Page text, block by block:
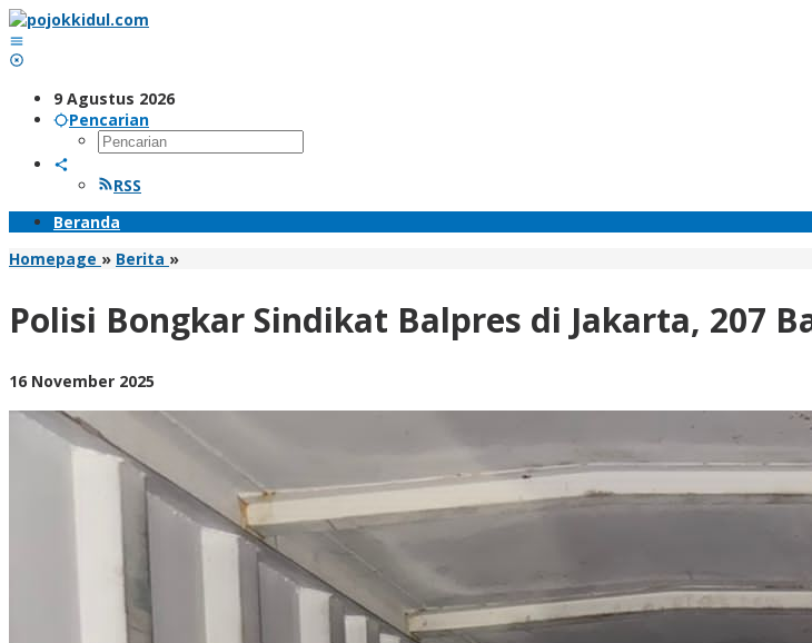
Lewati
ke
konten
9 Agustus 2026
Pencarian
RSS
Beranda
Homepage » Berita »Polisi
Balpres
di
Bal
Disita
Polisi Bongkar Sindikat Balpres di Jakarta, 207
16 November 2025